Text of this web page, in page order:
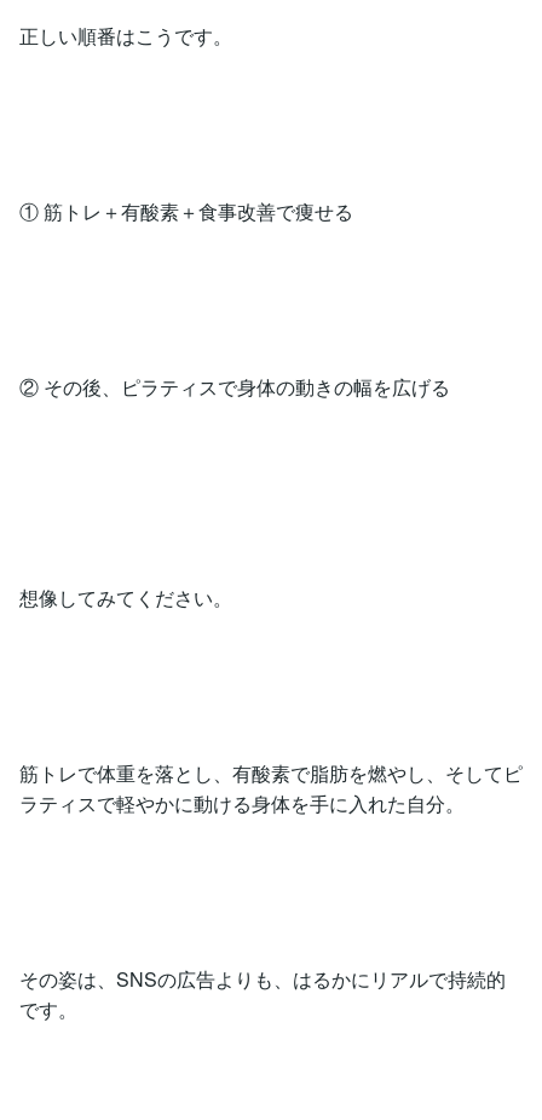
正しい順番はこうです。
① 筋トレ＋有酸素＋食事改善で痩せる
② その後、ピラティスで身体の動きの幅を広げる
想像してみてください。
筋トレで体重を落とし、有酸素で脂肪を燃やし、そしてピ
ラティスで軽やかに動ける身体を手に入れた自分。
その姿は、SNSの広告よりも、はるかにリアルで持続的
です。